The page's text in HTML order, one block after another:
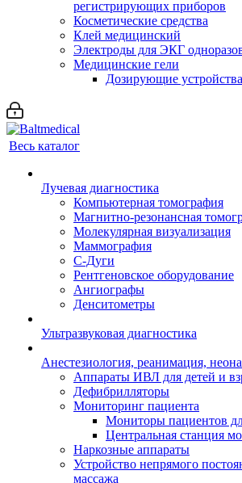
регистрирующих приборов
Косметические средства
Клей медицинский
Электроды для ЭКГ
Медицинские гели
Дозирующие устройства
Весь каталог
Лучевая диагностика
Компьютерная томография
Магнитно-резонансная
Молекулярная визуализация
Маммография
С-Дуги
Рентгеновское оборудование
Ангиографы
Денситометры
Ультразвуковая диагностика
Анестезиология, реанимация,
Аппараты ИВЛ для детей и
Дефибрилляторы
Мониторинг пациента
Мониторы пациентов
Центральная станция
Наркозные аппараты
Устройство непрямого
массажа